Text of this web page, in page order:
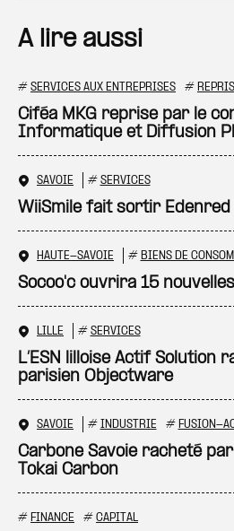
A lire aussi
# SERVICES AUX ENTREPRISES #
Ciféa MKG reprise par le
Informatique et Diffusion
SAVOIE # SERVICES
WiiSmile fait sortir Edenred
HAUTE-SAVOIE # BIENS DE
Socoo'c ouvrira 15
LILLE # SERVICES
L’ESN lilloise Actif Solution
parisien Objectware
SAVOIE # INDUSTRIE # FUSION-
Carbone Savoie racheté
Tokai Carbon
# FINANCE # CAPITAL